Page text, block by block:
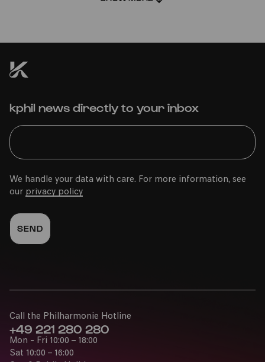
CANCELLED
Mon
27.07.2020
33. Kölner Sommerfestival :
Marius Müller Westernhagen:
Das Pfefferminzexperiment
kphil news directly to your inbox
We handle your data with care. For more information, see
our privacy policy
Call the Philharmonie Hotline
+49 221 280 280
Mon - Fri 10:00 – 18:00
Sat 10:00 – 16:00